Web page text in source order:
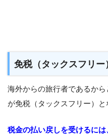
免税（タックスフリ
海外からの旅行者であるか
が免税（タックスフリー）と
税金の払い戻しを受けるに